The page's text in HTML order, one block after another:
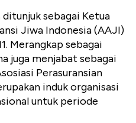
sebagai Ketua
Jiwa Indonesia (AAJI)
Merangkap sebagai
juga menjabat sebagai
Perasuransian
induk organisasi
untuk periode